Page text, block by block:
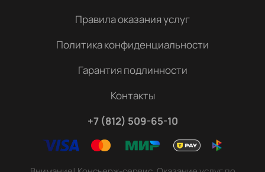
Правила оказания услуг
Политика конфиденциальности
Гарантия подлинности
Контакты
+7 (812) 509-65-10